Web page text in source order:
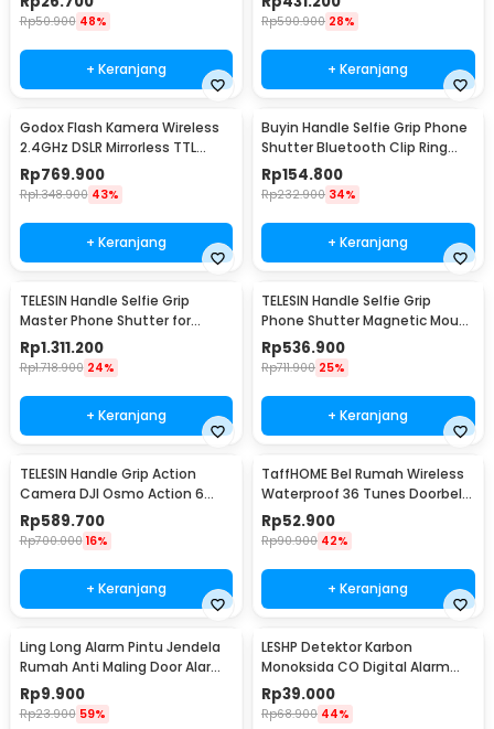
Rp50.900 48%
+ Keranjang
Rp590.900 28%
+ Keranjang
Godox Flash Kamera Wireless
2.4GHz DSLR Mirrorless TTL
900mAh 20Ws for Sony -
iT30Pro
Rp769.900
Rp1.348.900 43%
+ Keranjang
Buyin Handle Selfie Grip Phone
Shutter Bluetooth Clip Ring
Light - PH-30D
Rp154.800
Rp232.900 34%
+ Keranjang
TELESIN Handle Selfie Grip
Master Phone Shutter for
Samsung S26 Ultra - P5-MCS-
15-TSX
Rp1.311.200
Rp1.718.900 24%
+ Keranjang
TELESIN Handle Selfie Grip
Phone Shutter Magnetic Mount
3200mAh - P5-MP-010
Rp536.900
Rp711.900 25%
+ Keranjang
TELESIN Handle Grip Action
Camera DJI Osmo Action 6
Street Photography - S6-FMS-
39-TDJ
Rp589.700
Rp700.000 16%
+ Keranjang
TaffHOME Bel Rumah Wireless
Waterproof 36 Tunes Doorbell
- FK-D009
Rp52.900
Rp90.900 42%
+ Keranjang
Ling Long Alarm Pintu Jendela
Rumah Anti Maling Door Alarm
Sensor 90dB - YL-323
Rp9.900
Rp23.900 59%
LESHP Detektor Karbon
Monoksida CO Digital Alarm
85dB Sensor Gas Rumah -
EN502
Rp39.000
Rp68.900 44%